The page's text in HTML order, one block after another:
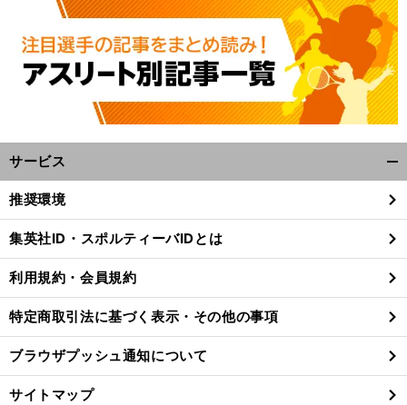
。
プ
サービス
閉
る
推奨環境
集英社ID・スポルティーバIDとは
利用規約・会員規約
特定商取引法に基づく表示・その他の事項
ブラウザプッシュ通知について
サイトマップ